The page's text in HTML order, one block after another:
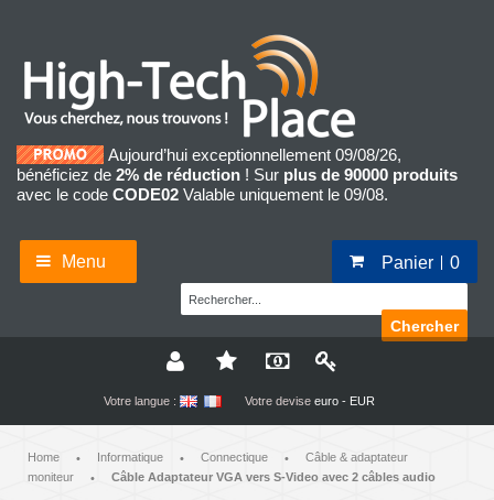
Aujourd’hui exceptionnellement 09/08/26,
bénéficiez de 2% de réduction ! Sur plus de 90000 produits
avec le code CODE02 Valable uniquement le 09/08.
Menu Panier 0
Chercher
Votre langue : Votre devise euro - EUR
Home • Informatique • Connectique •
Câble & adaptateur
moniteur
• Câble Adaptateur VGA vers S-Video avec 2 câbles audio